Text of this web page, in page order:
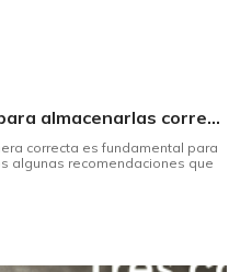
Proteínas seguras, guía para almacenarlas correctamente Copiar
correcta es fundamental para
algunas recomendaciones que